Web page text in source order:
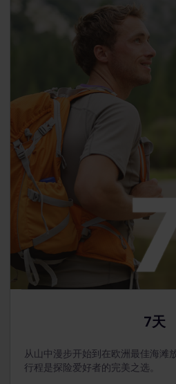
7天
从山中漫步开始到在欧洲最佳海滩
行程是探险爱好者的完美之选。